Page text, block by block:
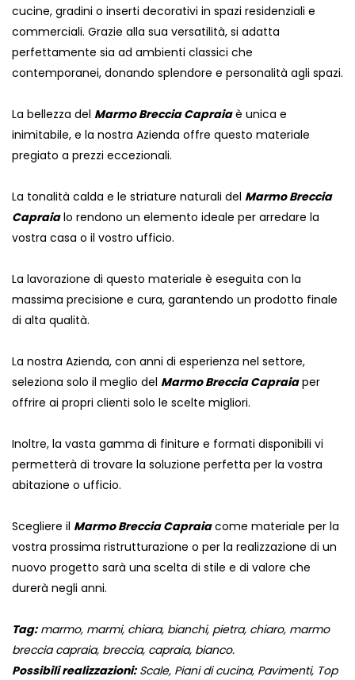
cucine, gradini o inserti decorativi in ​​spazi residenziali e
commerciali. Grazie alla sua versatilità, si adatta
perfettamente sia ad ambienti classici che
contemporanei, donando splendore e personalità agli spazi.
La bellezza del Marmo Breccia Capraiaè unica e
inimitabile, e la nostra Azienda offre questo materiale
pregiato a prezzi eccezionali.
La tonalità calda e le striature naturali del Marmo Breccia
Capraialo rendono un elemento ideale per arredare la
vostra casa o il vostro ufficio.
La lavorazione di questo materiale è eseguita con la
massima precisione e cura, garantendo un prodotto finale
di alta qualità.
La nostra Azienda, con anni di esperienza nel settore,
seleziona solo il meglio del Marmo Breccia Capraiaper
offrire ai propri clienti solo le scelte migliori.
Inoltre, la vasta gamma di finiture e formati disponibili vi
permetterà di trovare la soluzione perfetta per la vostra
abitazione o ufficio.
Scegliere il Marmo Breccia Capraiacome materiale per la
vostra prossima ristrutturazione o per la realizzazione di un
nuovo progetto sarà una scelta di stile e di valore che
durerà negli anni.
Tag:marmo, marmi, chiara, bianchi, pietra, chiaro, marmo
breccia capraia, breccia, capraia, bianco.
Possibili realizzazioni:Scale, Piani di cucina, Pavimenti, Top